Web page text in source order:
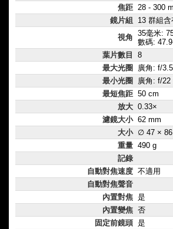
焦距 28 - 300
鏡片組
13 群組
視角 35毫米:
數碼:
葉片數目
8
最大光圈
廣角: f/
最小光圈
廣角: f/22
最短焦距 50 cm
放大 0.33×
濾鏡大小 62 mm
大小 ∅ 47 ×
重量 490 g
記錄
自動對焦速度 不適用
自動對焦聲音
內置對焦 是
內置變焦 否
固定前鏡頭 是